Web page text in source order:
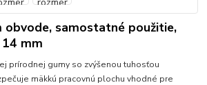
obvode, samostatné použitie,
mm
prírodnej gumy so zvýšenou tuhosťou
mäkkú pracovnú plochu vhodné pre